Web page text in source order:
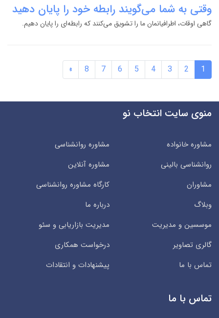
وقتی به شما می‌گویند رابطه خود را پایان دهید
گاهی اوقات، اطرافیانمان ما را تشویق می‌کنند که رابطه‌ای را پایان دهیم.
1
2
3
4
5
6
7
8
»
منوی سایت انتخاب نو
مشاوره خانواده
مشاوره روانشناسی
روانشناسی بالینی
مشاوره آنلاین
مشاوران
کارگاه مشاوره روانشناسی
وبلاگ
درباره ما
موسسین و مدیریت
مدیریت بازاریابی و سئو
گالری تصاویر
درخواست همکاری
تماس با ما
پیشنهادات و انتقادات
تماس با ما